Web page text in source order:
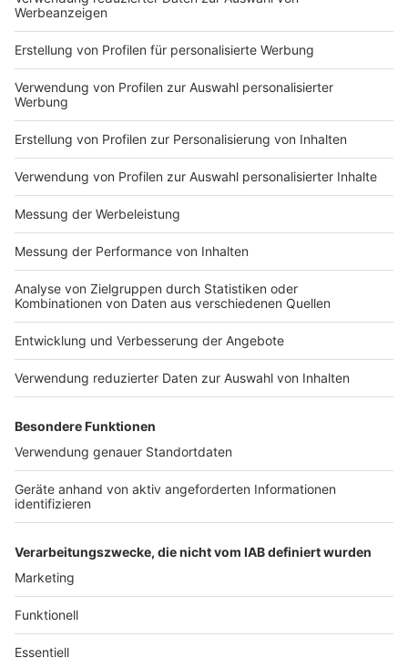
Fehlalarme nicht ausgeschlossen
Anzeige
Da die Bluetooth-Technik nicht für das Messen von
Abständen entwickelt wurde, wird es sicherlich auch
Fehlalarme geben. Es kann zum Beispiel sein, dass sich
Infizierte hinter einer Glaswand befunden haben und
einen Alarm auslösen, obwohl durch den "Kontakt"
keine Infektionsgefahr ausging. Daher verweisen
selbst die Entwickler darauf, dass die App nur einen
begrenzten Beitrag zur Normalisierung liefern kann.
Autor: Joachim Schultheis (mit dpa)
Anzeige
Hier geht's zum Download
Anzeige
Anzeige
Anzeige